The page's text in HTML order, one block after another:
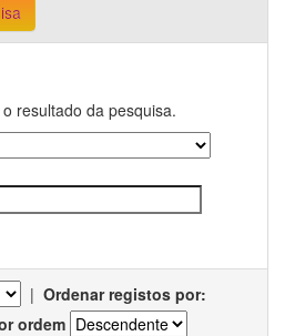
resultado da pesquisa.
| Ordenar registos por:
ordem